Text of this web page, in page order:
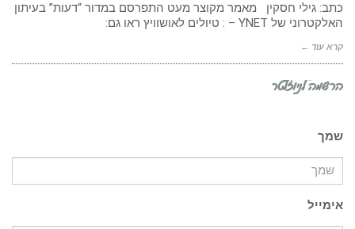
כתב: גילי חסקין מאמר מקוצר מעט התפרסם במדור “דעות” בעיתון
האלקטרוני של YNET – : טיולים לאושוויץ ראו גם:
קרא עוד ←
הרשמה לניוזלטר
שמך
אימייל